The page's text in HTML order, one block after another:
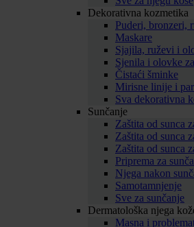
Dekorativna kozmetika
Puderi, bronzeri,
Maskare
Sjajila, ruževi i
Sjenila i olovke
Čistaći šminke
Mirisne linije i
Sva dekorativna
Sunčanje
Zaštita od sunca
Zaštita od sunca
Zaštita od sunca
Priprema za
Njega nakon
Samotamnjenje
Sve za sunčanje
Dermatološka njega
Masna i